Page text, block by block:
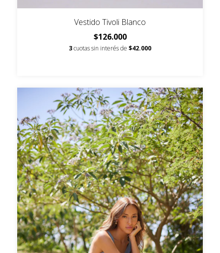
Vestido Tivoli Blanco
$126.000
3cuotas sin interés de $42.000